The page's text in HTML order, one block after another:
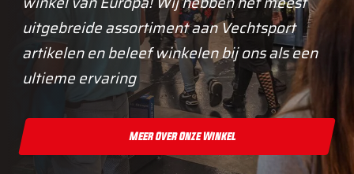
uitgebreide assortiment aan Vechtsport
artikelen en beleef winkelen bij ons als een
ultieme ervaring
Meer Over Onze Winkel